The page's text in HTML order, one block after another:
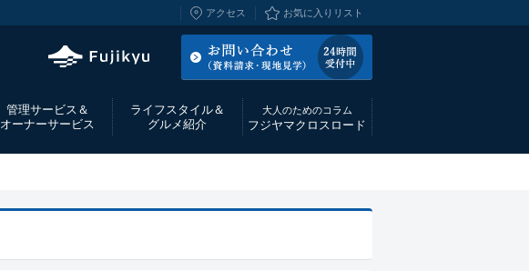
アクセス お気に入りリスト
管理サービス＆
オーナーサービス
ライフスタイル＆
グルメ紹介
大人のためのコラム
フジヤマクロスロード